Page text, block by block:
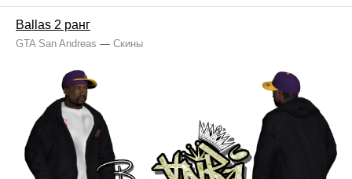
Ballas 2 ранг
GTA San Andreas — Скины